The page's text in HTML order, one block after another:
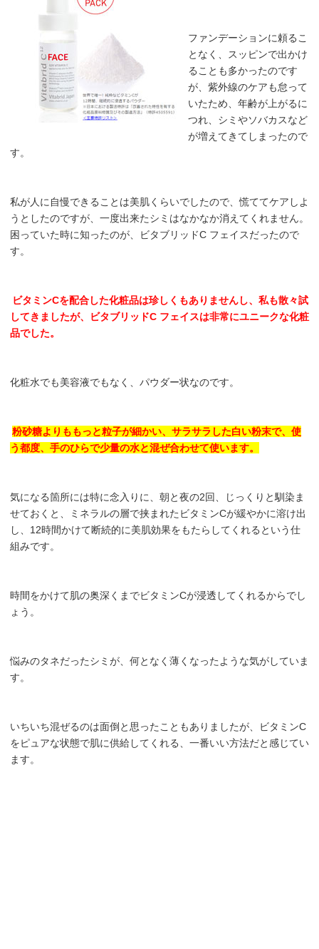
ファンデーションに頼るこ
となく、スッピンで出かけ
ることも多かったのです
が、紫外線のケアも怠って
いたため、年齢が上がるに
つれ、シミやソバカスなど
が増えてきてしまったので
す。
私が人に自慢できることは美肌くらいでしたので、慌ててケアしよ
うとしたのですが、一度出来たシミはなかなか消えてくれません。
困っていた時に知ったのが、ビタブリッドC フェイスだったので
す。
ビタミンCを配合した化粧品は珍しくもありませんし、私も散々試
してきましたが、ビタブリッドC フェイスは非常にユニークな化粧
品でした。
化粧水でも美容液でもなく、パウダー状なのです。
粉砂糖よりももっと粒子が細かい、サラサラした白い粉末で、使
う都度、手のひらで少量の水と混ぜ合わせて使います。
気になる箇所には特に念入りに、朝と夜の2回、じっくりと馴染ま
せておくと、ミネラルの層で挟まれたビタミンCが緩やかに溶け出
し、12時間かけて断続的に美肌効果をもたらしてくれるという仕
組みです。
時間をかけて肌の奥深くまでビタミンCが浸透してくれるからでし
ょう。
悩みのタネだったシミが、何となく薄くなったような気がしていま
す。
いちいち混ぜるのは面倒と思ったこともありましたが、ビタミンC
をピュアな状態で肌に供給してくれる、一番いい方法だと感じてい
ます。